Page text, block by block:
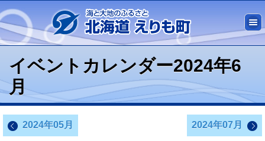
イベントカレンダー2024年6
月
2024年05月 2024年07月